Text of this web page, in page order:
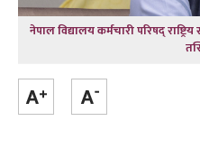
नेपाल विद्यालय कर्मचारी परिषद्